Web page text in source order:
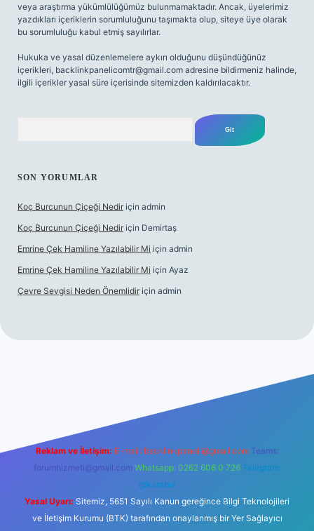
veya araştırma yükümlülüğümüz bulunmamaktadır. Ancak, üyelerimiz
yazdıkları içeriklerin sorumluluğunu taşımakta olup, siteye üye olarak
bu sorumluluğu kabul etmiş sayılırlar.
Hukuka ve yasal düzenlemelere aykırı olduğunu düşündüğünüz
içerikleri, backlinkpanelicomtr@gmail.com adresine bildirmeniz halinde,
ilgili içerikler yasal süre içerisinde sitemizden kaldırılacaktır.
SON YORUMLAR
Koç Burcunun Çiçeği Nedir için admin
Koç Burcunun Çiçeği Nedir için Demirtaş
Emrine Çek Hamiline Yazılabilir Mi için admin
Emrine Çek Hamiline Yazılabilir Mi için Ayaz
Çevre Sevgisi Neden Önemlidir için admin
Reklam ve İletişim: E-mail: backlinkpaneli@gmail.com Teams:
forumhizmeti@gmail.com Whatsapp: 0262 606 0 726 Telegram:
@karabul
Yasal Uyarı: Sitemiz, 5651 Sayılı Kanun gereğince Bilgi Teknolojileri
ve İletişim Kurumu (BTK) tarafından onaylanmış bir Yer Sağlayıcı